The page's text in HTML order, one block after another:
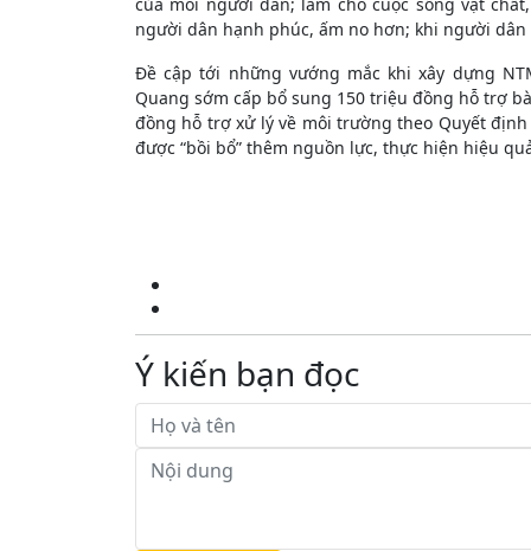
người dân hạnh phúc, ấm no hơn; khi người
Đề cập tới những vướng mắc khi xây dựng
Quang sớm cấp bổ sung 150 triệu đồng hỗ trợ
đồng hỗ trợ xử lý về môi trường theo Quyết định
được “bồi bổ” thêm nguồn lực, thực hiện hiệu
Ý kiến bạn đọc